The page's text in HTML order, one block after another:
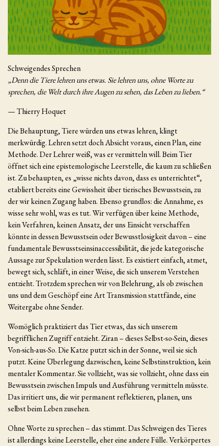
Schweigendes Sprechen
„Denn die Tiere lehren uns etwas. Sie lehren uns, ohne Worte zu
sprechen, die Welt durch ihre Augen zu sehen, das Leben zu lieben.“
— Thierry Hoquet
Die Behauptung, Tiere würden uns etwas lehren, klingt
merkwürdig. Lehren setzt doch Absicht voraus, einen Plan, eine
Methode. Der Lehrer weiß, was er vermitteln will. Beim Tier
öffnet sich eine epistemologische Leerstelle, die kaum zu schließen
ist. Zu behaupten, es „wisse nichts davon, dass es unterrichtet“,
etabliert bereits eine Gewissheit über tierisches Bewusstsein, zu
der wir keinen Zugang haben. Ebenso grundlos: die Annahme, es
wisse sehr wohl, was es tut. Wir verfügen über keine Methode,
kein Verfahren, keinen Ansatz, der uns Einsicht verschaffen
könnte in dessen Bewusstsein oder Bewusstlosigkeit davon – eine
fundamentale Bewusstseinsinaccessibilität, die jede kategorische
Aussage zur Spekulation werden lässt. Es existiert einfach, atmet,
bewegt sich, schläft, in einer Weise, die sich unserem Verstehen
entzieht. Trotzdem sprechen wir von Belehrung, als ob zwischen
uns und dem Geschöpf eine Art Transmission stattfände, eine
Weitergabe ohne Sender.
Womöglich praktiziert das Tier etwas, das sich unserem
begrifflichen Zugriff entzieht. Ziran – dieses Selbst-so-Sein, dieses
Von-sich-aus-So. Die Katze putzt sich in der Sonne, weil sie sich
putzt. Keine Überlegung dazwischen, keine Selbstinstruktion, kein
mentaler Kommentar. Sie vollzieht, was sie vollzieht, ohne dass ein
Bewusstsein zwischen Impuls und Ausführung vermitteln müsste.
Das irritiert uns, die wir permanent reflektieren, planen, uns
selbst beim Leben zusehen.
Ohne Worte zu sprechen – das stimmt. Das Schweigen des Tieres
ist allerdings keine Leerstelle, eher eine andere Fülle. Verkörpertes